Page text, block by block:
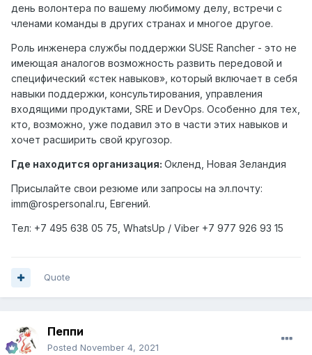
день волонтера по вашему любимому делу, встречи с
членами команды в других странах и многое другое.
Роль инженера службы поддержки SUSE Rancher - это не
имеющая аналогов возможность развить передовой и
специфический «стек навыков», который включает в себя
навыки поддержки, консультирования, управления
входящими продуктами, SRE и DevOps. Особенно для тех,
кто, возможно, уже подавил это в части этих навыков и
хочет расширить свой кругозор.
Где находится организация: Окленд, Новая Зеландия
Присылайте свои резюме или запросы на эл.почту:
imm@rospersonal.ru, Евгений.
Тел: +7 495 638 05 75, WhatsUp / Viber +7 977 926 93 15
Quote
Пеппи
Posted November 4, 2021